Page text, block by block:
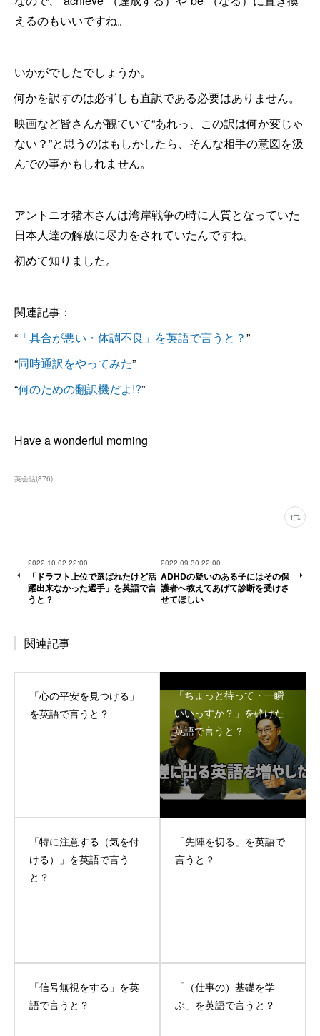
えるのもいいですね。
いかがでしたでしょうか。
何かを訳すのは必ずしも直訳である必要はありません。
映画など皆さんが観ていて“あれっ、この訳は何か変じゃ
ない？”と思うのはもしかしたら、そんな相手の意図を汲
んでの事かもしれません。
アントニオ猪木さんは湾岸戦争の時に人質となっていた
日本人達の解放に尽力をされていたんですね。
初めて知りました。
関連記事：
“ 「具合が悪い・体調不良」を英語で言うと？”
“同時通訳をやってみた”
“何のための翻訳機だよ!?”
Have a wonderful morning
英会話(876)
2022.10.02 22:00
「ドラフト上位で選ばれたけど活
躍出来なかった選手」を英語で言
うと？
2022.09.30 22:00
ADHDの疑いのある子にはその保
護者へ教えてあげて診断を受けさ
せてほしい
関連記事
「心の平安を見つける」
を英語で言うと？
「ちょっと待って・一瞬
いいっすか？」を砕けた
英語で言うと？
「特に注意する（気を付
ける）」を英語で言う
と？
「先陣を切る」を英語で
言うと？
「信号無視をする」を英
語で言うと？
「（仕事の）基礎を学
ぶ」を英語で言うと？